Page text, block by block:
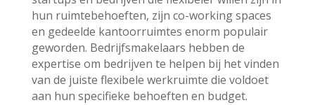
hun ruimtebehoeften, zijn co-working spaces
en gedeelde kantoorruimtes enorm populair
geworden. Bedrijfsmakelaars hebben de
expertise om bedrijven te helpen bij het vinden
van de juiste flexibele werkruimte die voldoet
aan hun specifieke behoeften en budget.